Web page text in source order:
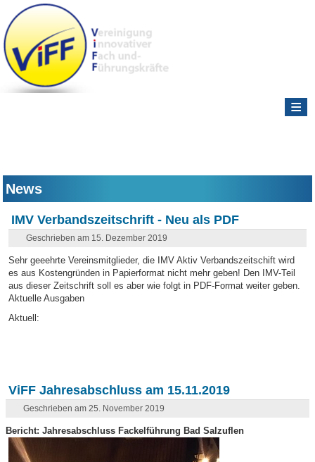
≡
News
IMV Verbandszeitschrift - Neu als PDF
Geschrieben am 15. Dezember 2019
Sehr geeehrte Vereinsmitglieder, die IMV Aktiv Verbandszeitschift wird
es aus Kostengründen in Papierformat nicht mehr geben! Den IMV-Teil
aus dieser Zeitschrift soll es aber wie folgt in PDF-Format weiter geben.
Aktuelle Ausgaben
Aktuell:
ViFF Jahresabschluss am 15.11.2019
Geschrieben am 25. November 2019
Bericht: Jahresabschluss Fackelführung Bad Salzuflen